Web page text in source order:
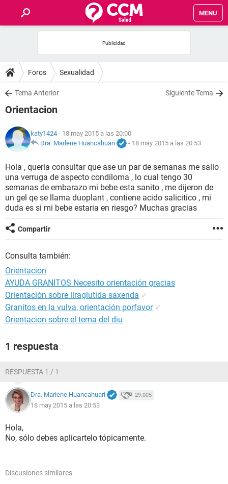
MENU
FOROS
SALUD
NUTRICIÓN
BIENESTAR
SEXUALIDAD
GLOSARIO
Foros Sexualidad
Tema Anterior Siguiente Tema
Orientacion
katy1424 - 18 may 2015 a las 20:00
Dra. Marlene Huancahuari
- 18 may 2015 a las 20:53
Hola , queria consultar que ase un par de semanas me salio
una verruga de aspecto condiloma , lo cual tengo 30
semanas de embarazo mi bebe esta sanito , me dijeron de
un gel qe se llama duoplant , contiene acido salicitico , mi
duda es si mi bebe estaria en riesgo? Muchas gracias
Compartir
Consulta también:
Orientacion
AYUDA GRANITOS Necesito orientación gracias
Orientación sobre liraglutida saxenda ✓
Granitos en la vulva, orientación porfavor ✓
Orientacion sobre el tema del diu
1 respuesta
RESPUESTA 1 / 1
Dra. Marlene Huancahuari 29.005
18 may 2015 a las 20:53
Hola,
No, sólo debes aplicartelo tópicamente.
Discusiones similares